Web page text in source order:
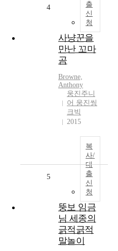
출
신
청
4
사냥꾼을
만난 꼬마
곰
Browne,
Anthony
웅진주니
어 웅진씽
크빅
2015
복
사/
대
출
신
청
5
뚱보 임금
님 세종의
긁적긁적
말놀이